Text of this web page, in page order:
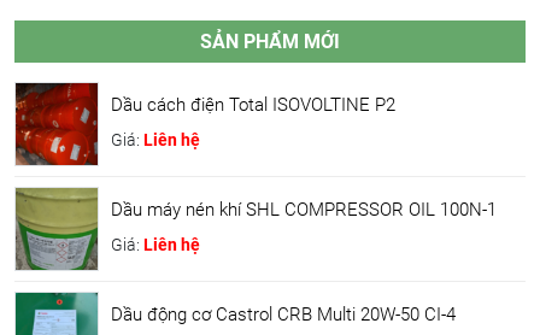
SẢN PHẨM MỚI
Dầu cách điện Total ISOVOLTINE P2
Giá: Liên hệ
Dầu máy nén khí SHL COMPRESSOR OIL 100N-1
Giá: Liên hệ
Dầu động cơ Castrol CRB Multi 20W-50 CI-4